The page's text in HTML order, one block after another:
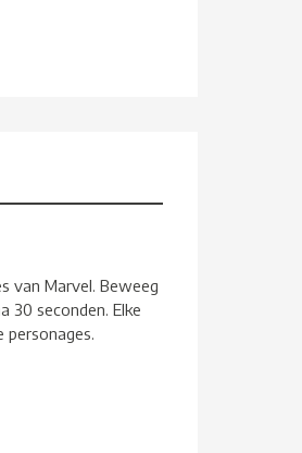
van Marvel. Beweeg
30 seconden. Elke
personages.